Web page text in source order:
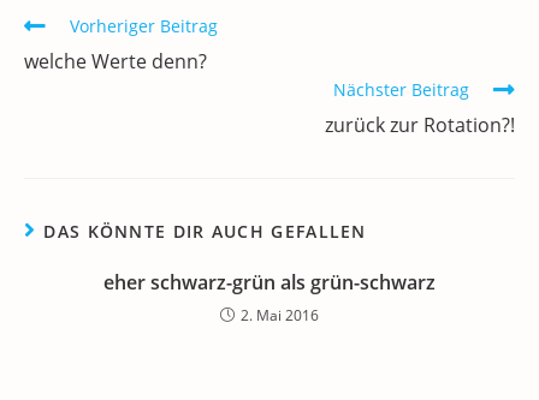
o
o
n
Weitere
Artikel
ansehen
Vorheriger Beitrag
welche Werte denn?
Nächster Beitrag
zurück zur Rotation?!
DAS KÖNNTE DIR AUCH GEFALLEN
eher schwarz-grün als grün-schwarz
2. Mai 2016